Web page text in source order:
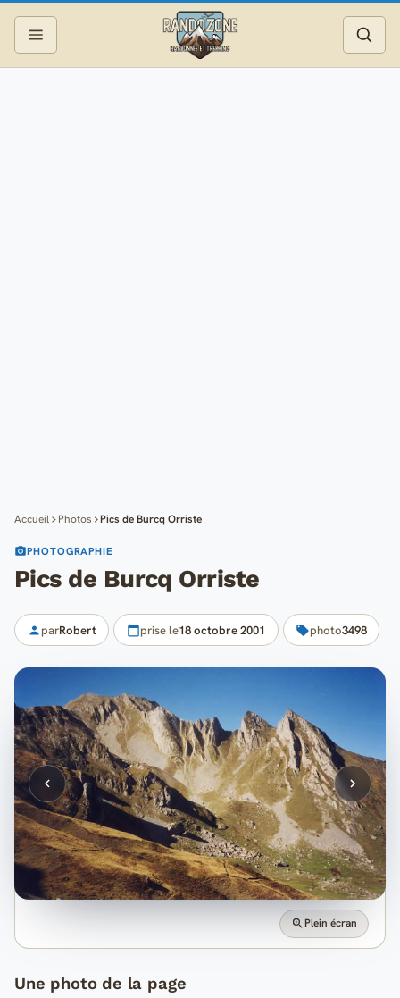
Accueil Photos Pics de Burcq Orriste
PHOTOGRAPHIE
Pics de Burcq Orriste
parRobert prise le18 octobre 2001 photo3498
Plein écran
Une photo de la page